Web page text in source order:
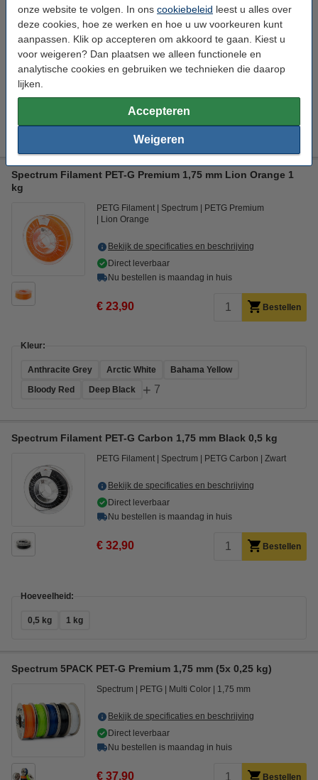
onze website te volgen. In ons cookiebeleid leest u alles over
deze cookies, hoe ze werken en hoe u uw voorkeuren kunt
aanpassen. Klik op accepteren om akkoord te gaan. Kiest u
voor weigeren? Dan plaatsen we alleen functionele en
analytische cookies en gebruiken we technieken die daarop
lijken.
Accepteren
Weigeren
€ 23,90
Kleur:
Arctic White
Bahama Yellow
Bloody Red
Deep Black + 7
Spectrum Filament PET-G Premium 1,75 mm Lion Orange 1
kg
PETG Filament Spectrum
PETG Premium
Lion Orange
Bekijk de specificaties en beschrijving
Direct leverbaar
Nu bestellen is maandag in huis
€ 23,90 Bestellen
Kleur:
Anthracite Grey Arctic White
Bahama Yellow
Bloody Red
Deep Black + 7
Spectrum Filament PET-G Carbon 1,75 mm Black 0,5 kg
PETG Filament Spectrum PETG Carbon Zwart
Bekijk de specificaties en beschrijving
Direct leverbaar
Nu bestellen is maandag in huis
€ 32,90 Bestellen
Hoeveelheid:
0,5 kg 1 kg
Spectrum 5PACK PET-G Premium 1,75 mm (5x 0,25 kg)
Spectrum PETG Multi Color 1,75 mm
Bekijk de specificaties en beschrijving
Direct leverbaar
Nu bestellen is maandag in huis
€ 37,90 Bestellen